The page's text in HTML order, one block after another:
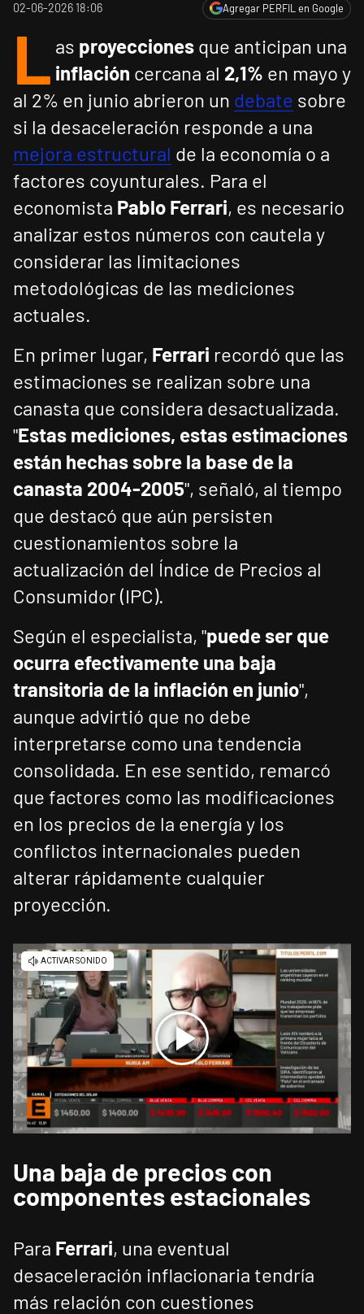
02-06-2026 18:06 Agregar PERFIL en Google
L as proyecciones que anticipan una
inflación cercana al 2,1% en mayo y
al 2% en junio abrieron un debate sobre
si la desaceleración responde a una
mejora estructural de la economía o a
factores coyunturales. Para el
economista Pablo Ferrari, es necesario
analizar estos números con cautela y
considerar las limitaciones
metodológicas de las mediciones
actuales.
En primer lugar, Ferrari recordó que las
estimaciones se realizan sobre una
canasta que considera desactualizada.
"Estas mediciones, estas estimaciones
están hechas sobre la base de la
canasta 2004-2005", señaló, al tiempo
que destacó que aún persisten
cuestionamientos sobre la
actualización del Índice de Precios al
Consumidor (IPC).
Según el especialista, "puede ser que
ocurra efectivamente una baja
transitoria de la inflación en junio",
aunque advirtió que no debe
interpretarse como una tendencia
consolidada. En ese sentido, remarcó
que factores como las modificaciones
en los precios de la energía y los
conflictos internacionales pueden
alterar rápidamente cualquier
proyección.
Una baja de precios con
componentes estacionales
Para Ferrari, una eventual
desaceleración inflacionaria tendría
más relación con cuestiones